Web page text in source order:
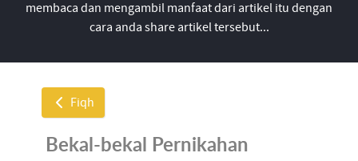
membaca dan mengambil manfaat dari artikel itu dengan
cara anda share artikel tersebut...
Fiqh
Bekal-bekal Pernikahan